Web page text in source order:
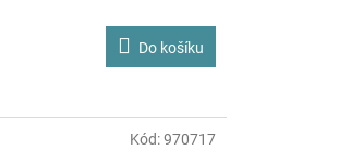
Do košíku
Kód:970717